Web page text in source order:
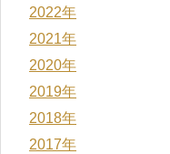
2022年
2021年
2020年
2019年
2018年
2017年